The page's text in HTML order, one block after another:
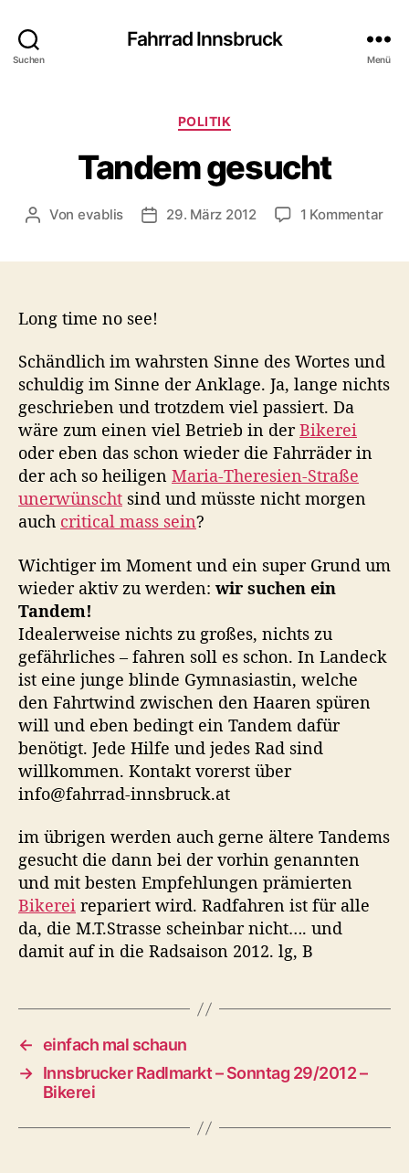
Suchen
Fahrrad Innsbruck
Menü
K
e
o
i
POLITIK
Tandem gesucht
B
a
s
a
u
t
o
r
Von evablis
B
a
s
a
t
u
m
29. März 2012 1 Kommentarz
m
e
Long time no see!
Schändlich im wahrsten Sinne des Wortes und
schuldig im Sinne der Anklage. Ja, lange nichts
geschrieben und trotzdem viel passiert. Da
wäre zum einen viel Betrieb in derBikerei
oder eben das schon wieder die Fahrräder in
der ach so heiligen Maria-Theresien-Straße
unerwünscht sind und müsste nicht morgen
auch critical mass sein?
Wichtiger im Moment und ein super Grund um
wieder aktiv zu werden: wir suchen ein
Tandem!
Idealerweise nichts zu großes, nichts zu
gefährliches – fahren soll es schon. In Landeck
ist eine junge blinde Gymnasiastin, welche
den Fahrtwind zwischen den Haaren spüren
will und eben bedingt ein Tandem dafür
benötigt. Jede Hilfe und jedes Rad sind
willkommen. Kontakt vorerst über
info@fahrrad-innsbruck.at
im übrigen werden auch gerne ältere Tandems
gesucht die dann bei der vorhin genannten
und mit besten Empfehlungen prämierten
Bikerei repariert wird. Radfahren ist für alle
da, die M.T.Strasse scheinbar nicht…. und
damit auf in die Radsaison 2012. lg, B
← einfach mal schaun
→ Innsbrucker Radlmarkt – Sonntag 29/2012 –
Bikerei